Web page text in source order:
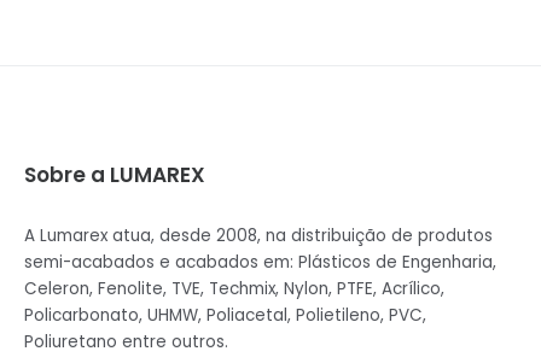
Sobre a LUMAREX
A Lumarex atua, desde 2008, na distribuição de produtos
semi-acabados e acabados em: Plásticos de Engenharia,
Celeron, Fenolite, TVE, Techmix, Nylon, PTFE, Acrílico,
Policarbonato, UHMW, Poliacetal, Polietileno, PVC,
Poliuretano entre outros.